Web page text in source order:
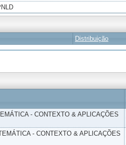
Distribuição
- CONTEXTO & APLICAÇÕES
- CONTEXTO & APLICAÇÕES